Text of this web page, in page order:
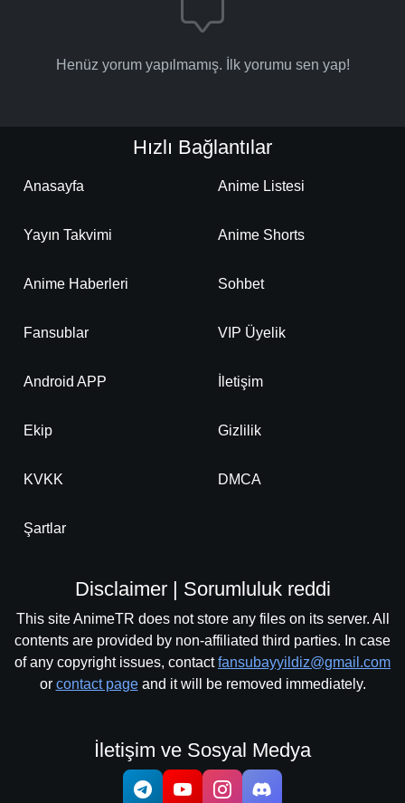
Henüz yorum yapılmamış. İlk yorumu sen yap!
Hızlı Bağlantılar
Anasayfa Anime Listesi
Yayın Takvimi Anime Shorts
Anime Haberleri Sohbet
Fansublar VIP Üyelik
Android APP İletişim
Ekip Gizlilik
KVKK DMCA
Şartlar
Disclaimer | Sorumluluk reddi
This site AnimeTR does not store any files on its server. All
contents are provided by non-affiliated third parties. In case
of any copyright issues, contactfansubayyildiz@gmail.com
or contact pageand it will be removed immediately.
İletişim ve Sosyal Medya